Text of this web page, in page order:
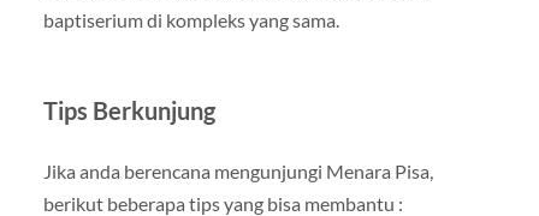
baptiserium di kompleks yang sama.
Tips Berkunjung
Jika anda berencana mengunjungi Menara Pisa,
berikut beberapa tips yang bisa membantu :